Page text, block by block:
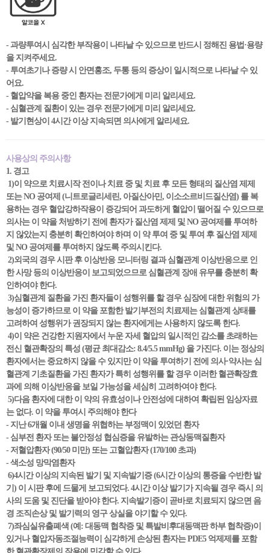
- 과량투여시 심각한 부작용이 나타날 수 있으므로 반드시 정해진 용법·용량
을 지켜주세요.
- 투여초기나 증량 시 안면홍조, 두통 등의 증상이 일시적으로 나타날 수 있
어요.
- 혈압약을 복용 중인 환자는 전문가에게 미리 알리세요.
- 심혈관계 질환이 있는 경우 전문가에게 미리 알리세요.
- 발기현상이 4시간 이상 지속되면 의사에게 알리세요.
사용상의 주의사항
1. 경고
1)이 약으로 치료시작 전이나 치료 중 및 치료 후 모든 형태의 질산염 제제
또는 NO 공여제 (니트로글리세린, 아질산아민, 이소소르비드질산염) 를 복
용하는 경우 혈압강하작용이 증강되어 과도하게 혈압이 떨어질 수 있으므로
의사는 이 약을 처방하기 전에 환자가 질산염 제제 및 NO 공여제를 투여하
지 않았는지 충분히 확인하여야 하며 이 약 투여 중 및 투여 후 질산염 제제
및 NO 공여제를 투여하지 않도록 주의시킨다.
2)외국의 경우 시판 후 이상반응 모니터링 결과 심혈관계 이상반응으로 인
한 사망 등의 이상반응이 보고되었으므로 심혈관계 장애 유무를 충분히 확
인하여야 한다.
3)심혈관계 질환을 가진 환자들이 성행위를 할 경우 심장에 대한 위험의 가
능성이 증가하므로 이 약을 포함한 발기부전의 치료제는 심혈관계 상태를
고려하여 성행위가 권장되지 않는 환자에게는 사용하지 않도록 한다.
4)이 약은 건강한 지원자에서 누운 자세 혈압의 일시적인 감소를 초래하는
전신 혈관확장의 특성 (평균 최대감소: 8.4/5.5 mmHg) 을 가진다. 이는 정상의
환자에서는 중요하지 않을 수 있지만 이 약을 투여하기 전에 의사·약사는 심
혈관계 기초질환을 가진 환자가 특히 성행위를 할 경우 이러한 혈관확장효
과에 의해 이상반응을 보일 가능성을 세심히 고려하여야 한다.
5)다음 환자에 대한 이 약의 유효성이나 안전성에 대하여 확립된 임상자료
는 없다. 이 약을 투여시 주의해야 한다
- 지난 6개월 이내 생명을 위협하는 부정맥이 있었던 환자
- 심부전 환자 또는 불안정성 협심증을 유발하는 관상동맥질환자
- 저혈압환자 (90/50 미만) 또는 고혈압환자 (170/100 초과)
- 색소성 망막염환자
6)4시간 이상의 지속된 발기 및 지속발기증 (6시간 이상의 통증을 수반한 발
기) 이 시판 후에 드물게 보고되었다. 4시간 이상 발기가 지속될 경우 즉시 의
사의 도움 및 진단을 받아야 한다. 지속발기증이 곧바로 치료되지 않으면 음
경 조직손상 및 발기력의 영구 상실을 야기할 수 있다.
7)좌심실유출폐색 (예: 대동맥 협착증 및 특발비후대동맥판 하부 협착증)이
있거나 혈압자동조절능력이 심각하게 손상된 환자는 PDE5 억제제를 포함